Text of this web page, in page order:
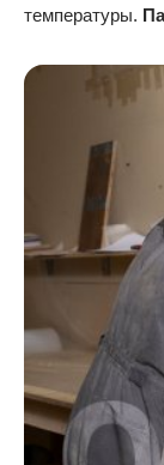
температуры.